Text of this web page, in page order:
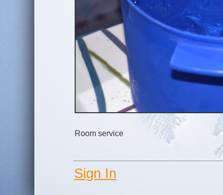
Room service
Sign In